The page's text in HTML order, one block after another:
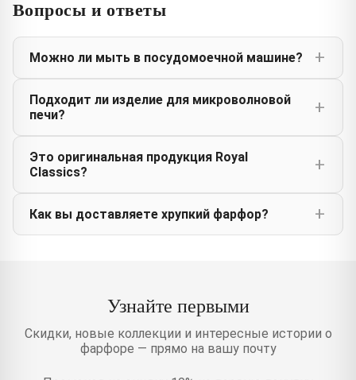
Вопросы и ответы
Можно ли мыть в посудомоечной машине?
Подходит ли изделие для микроволновой
печи?
Это оригинальная продукция Royal
Classics?
Как вы доставляете хрупкий фарфор?
Узнайте первыми
Скидки, новые коллекции и интересные истории о
фарфоре — прямо на вашу почту